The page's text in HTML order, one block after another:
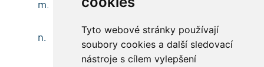
Tyto webové stránky používají
soubory cookies a další sledovací
nástroje s cílem vylepšení
m. zaměstnání (pracovní pozice),
n.
informaci, zda pracuje v oboru, který na
UK vystudoval,